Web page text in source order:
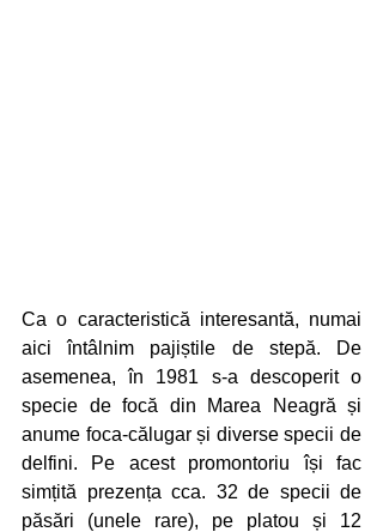
Ca o caracteristică interesantă, numai
aici întâlnim pajiștile de stepă. De
asemenea, în 1981 s-a descoperit o
specie de focă din Marea Neagră și
anume foca-călugar și diverse specii de
delfini. Pe acest promontoriu își fac
simțită prezența cca. 32 de specii de
păsări (unele rare), pe platou și 12